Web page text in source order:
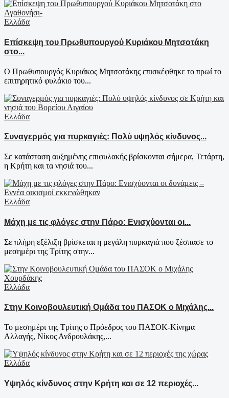
Ελλάδα
Επίσκεψη του Πρωθυπουργού Κυριάκου Μητσοτάκη
στο...
Ο Πρωθυπουργός Κυριάκος Μητσοτάκης επισκέφθηκε το πρωί το
επιτηρητικό φυλάκιο του...
Ελλάδα
Συναγερμός για πυρκαγιές: Πολύ υψηλός κίνδυνος...
Σε κατάσταση αυξημένης επιφυλακής βρίσκονται σήμερα, Τετάρτη,
η Κρήτη και τα νησιά του...
Ελλάδα
Μάχη με τις φλόγες στην Πάρο: Ενισχύονται οι...
Σε πλήρη εξέλιξη βρίσκεται η μεγάλη πυρκαγιά που ξέσπασε το
μεσημέρι της Τρίτης στην...
Ελλάδα
Στην Κοινοβουλευτική Ομάδα του ΠΑΣΟΚ ο Μιχάλης...
Το μεσημέρι της Τρίτης ο Πρόεδρος του ΠΑΣΟΚ-Κίνημα
Αλλαγής, Νίκος Ανδρουλάκης,...
Ελλάδα
Υψηλός κίνδυνος στην Κρήτη και σε 12 περιοχές...